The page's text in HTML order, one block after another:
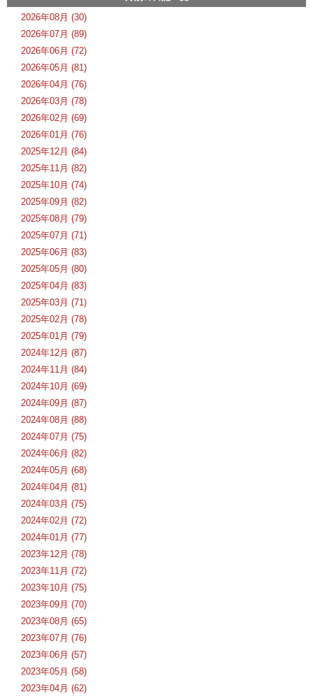
2026年08月 (30)
2026年07月 (89)
2026年06月 (72)
2026年05月 (81)
2026年04月 (76)
2026年03月 (78)
2026年02月 (69)
2026年01月 (76)
2025年12月 (84)
2025年11月 (82)
2025年10月 (74)
2025年09月 (82)
2025年08月 (79)
2025年07月 (71)
2025年06月 (83)
2025年05月 (80)
2025年04月 (83)
2025年03月 (71)
2025年02月 (78)
2025年01月 (79)
2024年12月 (87)
2024年11月 (84)
2024年10月 (69)
2024年09月 (87)
2024年08月 (88)
2024年07月 (75)
2024年06月 (82)
2024年05月 (68)
2024年04月 (81)
2024年03月 (75)
2024年02月 (72)
2024年01月 (77)
2023年12月 (78)
2023年11月 (72)
2023年10月 (75)
2023年09月 (70)
2023年08月 (65)
2023年07月 (76)
2023年06月 (57)
2023年05月 (58)
2023年04月 (62)